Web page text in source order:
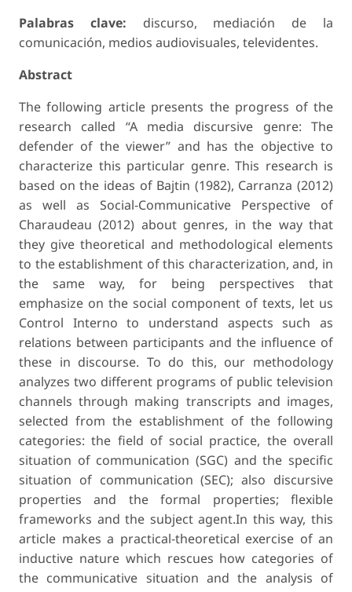
Palabras clave: discurso, mediación de la
comunicación, medios audiovisuales, televidentes.
Abstract
The following article presents the progress of the
research called “A media discursive genre: The
defender of the viewer” and has the objective to
characterize this particular genre. This research is
based on the ideas of Bajtin (1982), Carranza (2012)
as well as Social-Communicative Perspective of
Charaudeau (2012) about genres, in the way that
they give theoretical and methodological elements
to the establishment of this characterization, and, in
the same way, for being perspectives that
emphasize on the social component of texts, let us
Control Interno to understand aspects such as
relations between participants and the influence of
these in discourse. To do this, our methodology
analyzes two different programs of public television
channels through making transcripts and images,
selected from the establishment of the following
categories: the field of social practice, the overall
situation of communication (SGC) and the specific
situation of communication (SEC); also discursive
properties and the formal properties; flexible
frameworks and the subject agent.In this way, this
article makes a practical-theoretical exercise of an
inductive nature which rescues how categories of
the communicative situation and the analysis of